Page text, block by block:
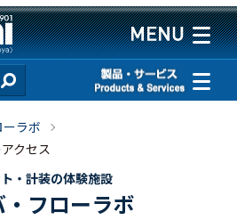
ラボ
クセス
・計装の体験施設
・フローラボ